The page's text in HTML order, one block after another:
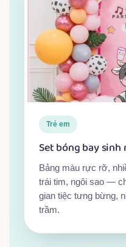
Trẻ em
Set bóng bay
Bảng màu rực rỡ,
trái tim, ngôi sao —
gian tiệc tưng bừng,
trầm.